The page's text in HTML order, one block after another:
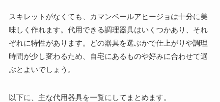
スキレットがなくても、カマンベールアヒージョは十分に美
味しく作れます。代用できる調理器具はいくつかあり、それ
ぞれに特性があります。どの器具を選ぶかで仕上がりや調理
時間が少し変わるため、自宅にあるものや好みに合わせて選
ぶとよいでしょう。
以下に、主な代用器具を一覧にしてまとめます。